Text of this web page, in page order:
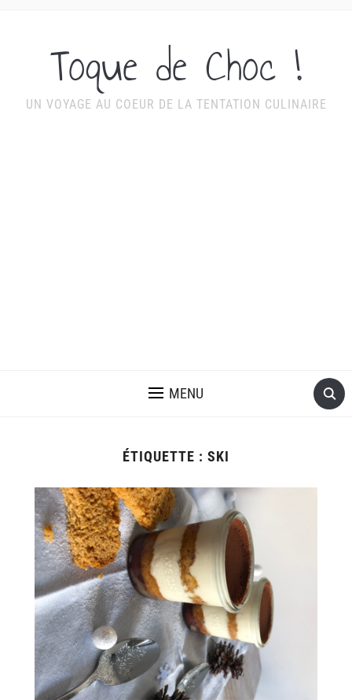
Toque de Choc !
UN VOYAGE AU COEUR DE LA TENTATION CULINAIRE
MENU
ÉTIQUETTE : SKI